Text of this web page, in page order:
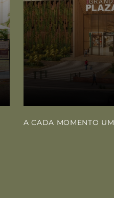
A CADA MOMENTO